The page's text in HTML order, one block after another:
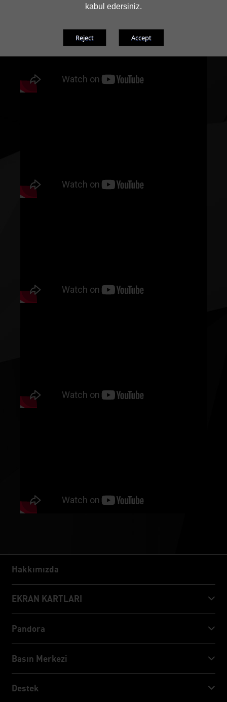
kabul edersiniz.
Hakkımızda
Hakkımızda
EKRAN KARTLARI
GeForce RTX™ 40 Series
GeForce RTX™ 30 Series
Pandora
NVIDIA Jetson Orin™ Nano Super
Basın Merkezi
Destek